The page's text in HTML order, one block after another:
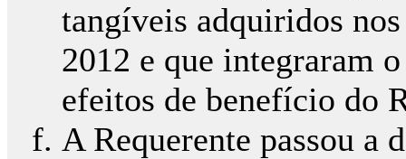
tangíveis adquiridos
2012 e que integraram
efeitos de benefício do
A Requerente passou a